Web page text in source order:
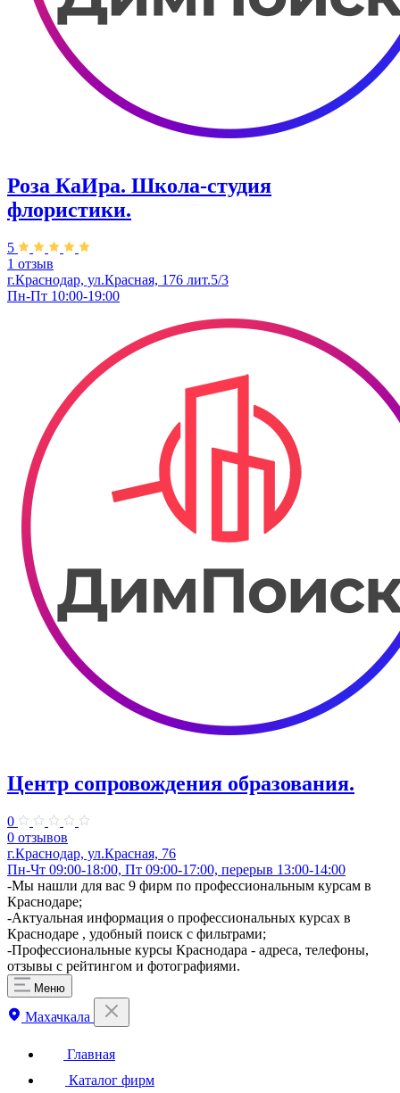
Роза КаИра. Школа-студия
флористики.
5
1 отзыв
г.Краснодар, ул.Красная, 176 лит.5/3
Пн-Пт 10:00-19:00
Центр сопровождения образования.
0
0 отзывов
г.Краснодар, ул.Красная, 76
Пн-Чт 09:00-18:00, Пт 09:00-17:00, перерыв 13:00-14:00
-Мы нашли для вас 9 фирм по профессиональным курсам в
Краснодаре;
-Актуальная информация о профессиональных курсах в
Краснодаре , удобный поиск с фильтрами;
-Профессиональные курсы Краснодара - адреса, телефоны,
отзывы с рейтингом и фотографиями.
Меню
Махачкала
Главная
Каталог фирм